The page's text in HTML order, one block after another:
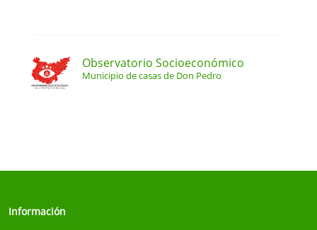
Observatorio Socioeconómico
Municipio de casas de Don Pedro
Información